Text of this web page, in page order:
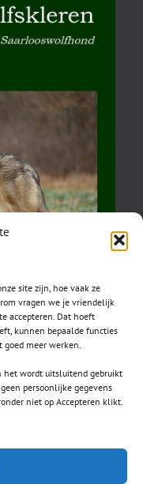
site zijn, hoe vaak ze
vragen we je vriendelijk
accepteren. Dat hoeft
kunnen bepaalde functies
meer werken.
het wordt uitsluitend gebruikt
persoonlijke gegevens
niet op Accepteren klikt.